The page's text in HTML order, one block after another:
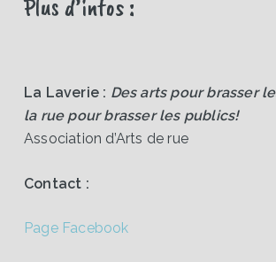
Plus d’infos :
La Laverie : Des arts pour brasser
la rue pour brasser les publics!
Association d’Arts de rue
Contact :
Page Facebook